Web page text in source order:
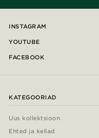
INSTAGRAM
YOUTUBE
FACEBOOK
KATEGOORIAD
Uus kollektsioon
Ehted ja kellad